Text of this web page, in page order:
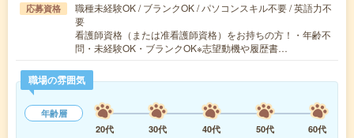
応募資格
職種未経験OK / ブランクOK / パソコンスキル不要 / 英語力不
要
看護師資格（または准看護師資格）をお持ちの方！・年齢不
問・未経験OK・ブランクOK※志望動機や履歴書…
職場の雰囲気
年齢層
20代
30代 40代 50代
60代